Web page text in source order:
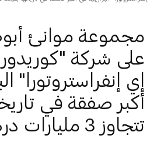
مجموعة موانئ
على شركة
إي إنفراستروتورا"
أكبر صفقة في
تتجاوز 3 مليارات درهم